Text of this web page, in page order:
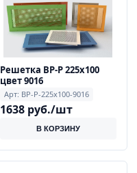
Решетка ВР-Р 225х100
цвет 9016
Арт: ВР-Р-225x100-9016
1638 руб./шт
В КОРЗИНУ